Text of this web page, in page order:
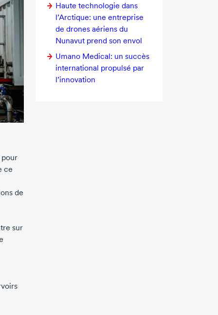
Haute technologie dans
l’Arctique: une entreprise
de drones aériens du
Nunavut prend son envol
Umano Medical: un succès
international propulsé par
l’innovation
pour
ce
de
sur